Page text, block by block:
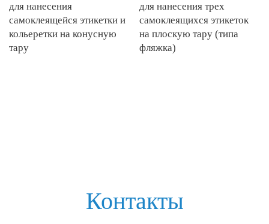
для нанесения
самоклеящейся этикетки и
кольеретки на конусную
тару
для нанесения трех
самоклеящихся этикеток
на плоскую тару (типа
фляжка)
Контакты